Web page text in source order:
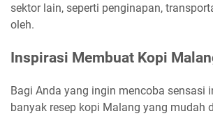
sektor lain, seperti penginapan,
oleh.
Inspirasi Membuat Kopi
Bagi Anda yang ingin mencoba sensasi
banyak resep kopi Malang yang mudah